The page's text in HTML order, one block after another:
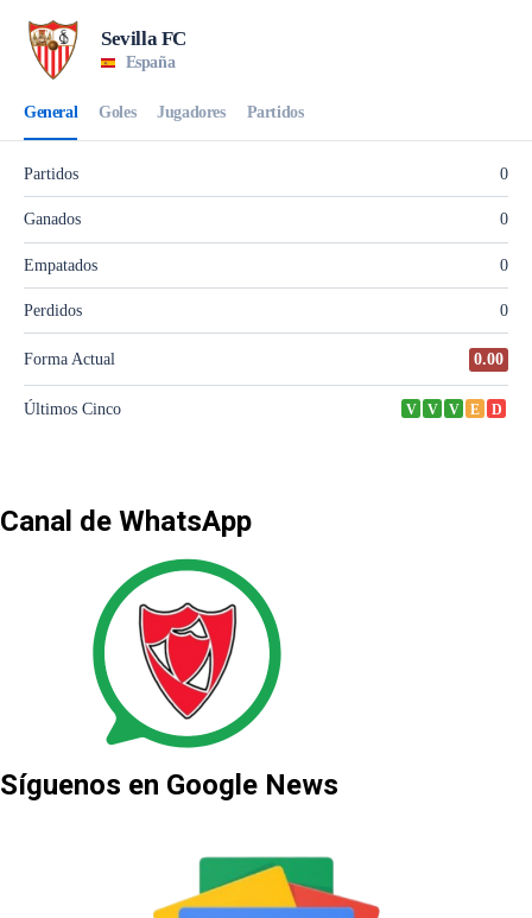
Canal de WhatsApp
Síguenos en Google News